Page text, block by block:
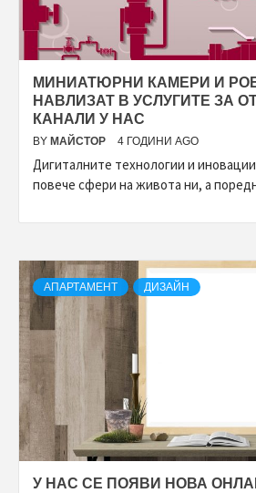
МИНИАТЮРНИ КАМЕРИ И
НАВЛИЗАТ В УСЛУГИТЕ ЗА
КАНАЛИ У НАС
BY МАЙСТОР 4 ГОДИНИ AGO
Дигиталните технологии и
повече сфери на живота ни, а
АПАРТАМЕНТ ДИЗАЙН
У НАС СЕ ПОЯВИ НОВА